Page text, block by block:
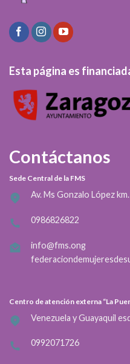
Esta página es
Contáctanos
Sede Central de la FMS
Av. Ms Gonzalo López
0986826822
info@fms.ong
Centro de atención externa “La
Venezuela y Guayaquil
0992071726